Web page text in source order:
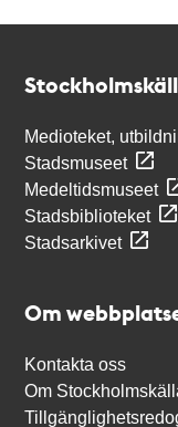
Medioteket,
Stadsmuseet
Medeltidsmuseet
Stadsbiblioteket
Stadsarkivet
Om
Kontakta oss
Om